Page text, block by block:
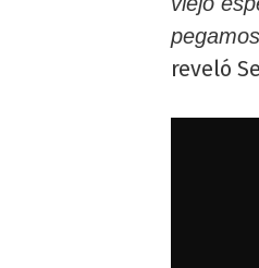
reveló